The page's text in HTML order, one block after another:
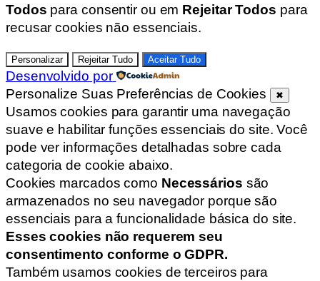
Todos para consentir ou em Rejeitar Todos para
recusar cookies não essenciais.
Personalizar Rejeitar Tudo Aceitar Tudo
Desenvolvido por
Personalize Suas Preferências de Cookies
✖
Usamos cookies para garantir uma navegação
suave e habilitar funções essenciais do site. Você
pode ver informações detalhadas sobre cada
categoria de cookie abaixo.
Cookies marcados como Necessários são
armazenados no seu navegador porque são
essenciais para a funcionalidade básica do site.
Esses cookies não requerem seu
consentimento conforme o GDPR.
Também usamos cookies de terceiros para